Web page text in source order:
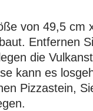
von 49,5 cm
Entfernen
die
kann es
Pizzastein,